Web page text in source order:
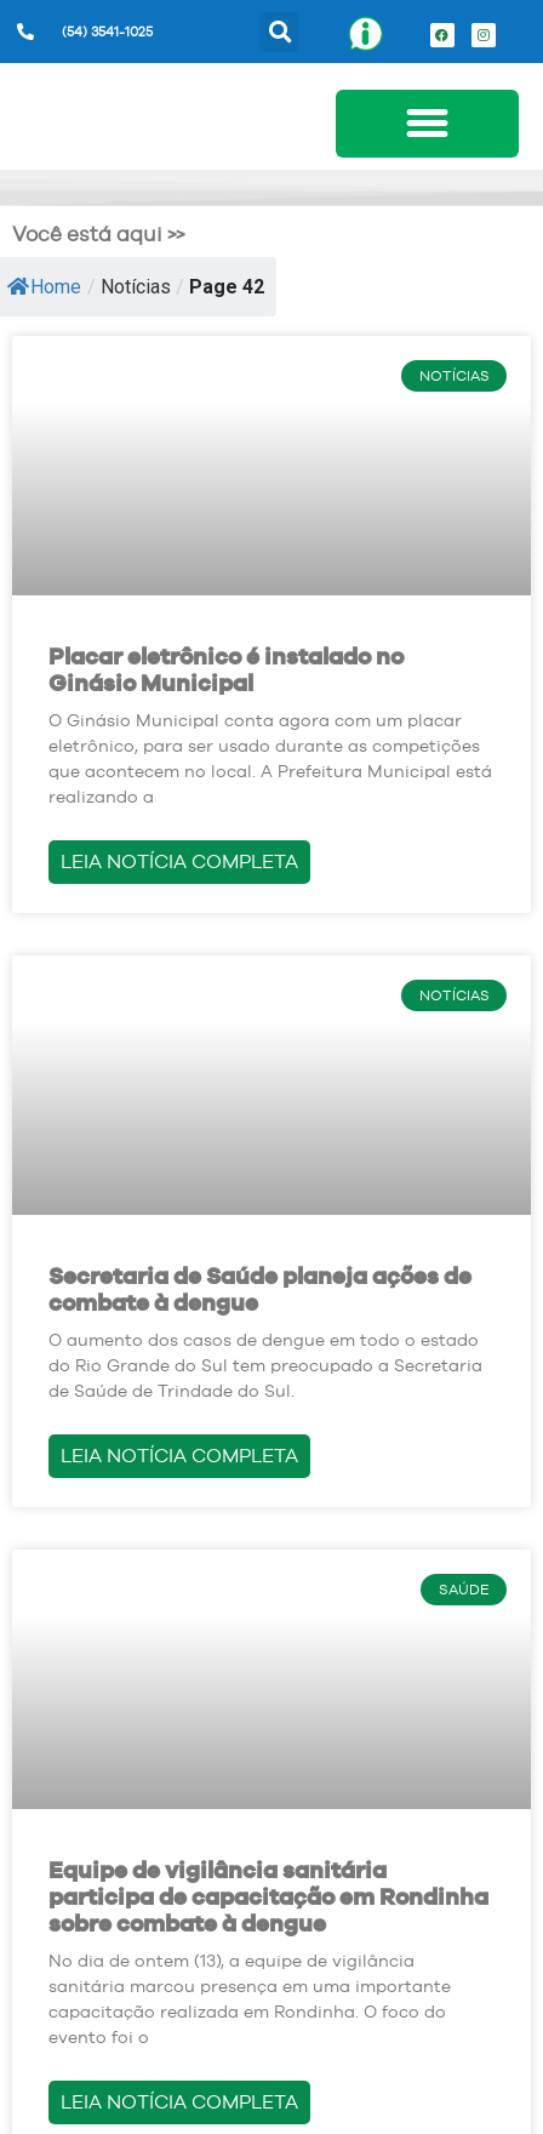
(54) 3541-1025
Você está aqui >>
Home / Notícias / Page 42
NOTÍCIAS
Placar eletrônico é instalado no
Ginásio Municipal
O Ginásio Municipal conta agora com um placar
eletrônico, para ser usado durante as competições
que acontecem no local. A Prefeitura Municipal está
realizando a
LEIA NOTÍCIA COMPLETA
NOTÍCIAS
Secretaria de Saúde planeja ações de
combate à dengue
O aumento dos casos de dengue em todo o estado
do Rio Grande do Sul tem preocupado a Secretaria
de Saúde de Trindade do Sul.
LEIA NOTÍCIA COMPLETA
SAÚDE
Equipe de vigilância sanitária
participa de capacitação em Rondinha
sobre combate à dengue
No dia de ontem (13), a equipe de vigilância
sanitária marcou presença em uma importante
capacitação realizada em Rondinha. O foco do
evento foi o
LEIA NOTÍCIA COMPLETA